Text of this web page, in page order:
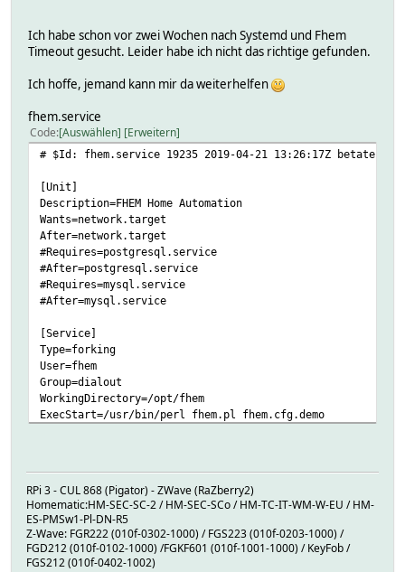
Ich habe schon vor zwei Wochen nach Systemd und Fhem
Timeout gesucht. Leider habe ich nicht das richtige gefunden.
Ich hoffe, jemand kann mir da weiterhelfen
fhem.service
Code Auswählen Erweitern
# $Id: fhem.service 19235 2019-04-21 13:26:17Z
[Unit]
Description=FHEM Home Automation
Wants=network.target
After=network.target
#Requires=postgresql.service
#After=postgresql.service
#Requires=mysql.service
#After=mysql.service
[Service]
Type=forking
User=fhem
Group=dialout
WorkingDirectory=/opt/fhem
ExecStart=/usr/bin/perl fhem.pl fhem.cfg.demo
WantedBy=multi-user.target
RPi 3 - CUL 868 (Pigator) - ZWave (RaZberry2)
Homematic:HM-SEC-SC-2 / HM-SEC-SCo / HM-TC-IT-WM-W-EU / HM-
ES-PMSw1-Pl-DN-R5
Z-Wave: FGR222 (010f-0302-1000) / FGS223 (010f-0203-1000) /
FGD212 (010f-0102-1000) /FGKF601 (010f-1001-1000) / KeyFob /
FGS212 (010f-0402-1002)